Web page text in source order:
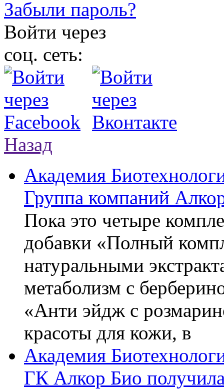
Забыли пароль?
Войти через
соц. сеть:
Назад
Академия
Группа компаний
Пока это четыре
добавки «Полный
натуральными
метаболизм с
«Анти эйдж с
красоты для кожи, в
Академия
ГК Алкор Био